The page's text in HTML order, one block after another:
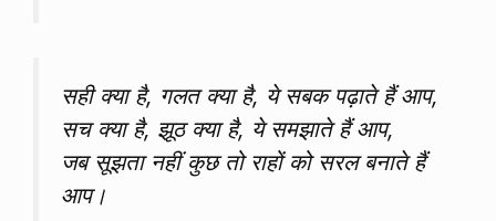
सही क्या है, गलत क्या है, ये सबक पढ़ाते हैं आप,
सच क्या है, झूठ क्या है, ये समझाते हैं आप,
जब सूझता नहीं कुछ तो राहों को सरल बनाते हैं
आप।